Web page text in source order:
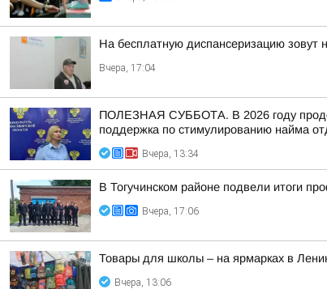
На бесплатную диспансеризацию зовут
Вчера, 17:04
ПОЛЕЗНАЯ СУББОТА. В 2026 году
поддержка по стимулированию найма
Вчера, 13:34
В Тогучинском районе подвели итоги
Вчера, 17:06
Товары для школы – на ярмарках в
Вчера, 13:06